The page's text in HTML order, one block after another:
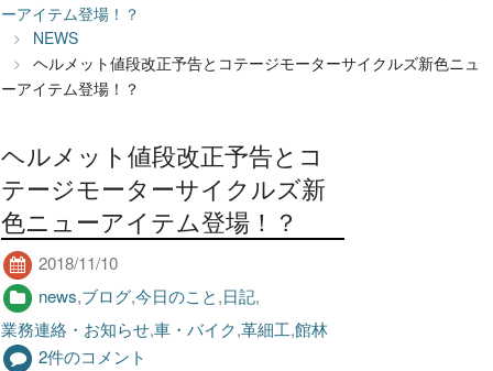
ーアイテム登場！？
NEWS
ヘルメット値段改正予告とコテージモーターサイクルズ新色ニュ
ーアイテム登場！？
ヘルメット値段改正予告とコ
テージモーターサイクルズ新
色ニューアイテム登場！？
2018/11/10
news,ブログ,今日のこと,日記,
業務連絡・お知らせ,車・バイク,革細工,館林
2件のコメント